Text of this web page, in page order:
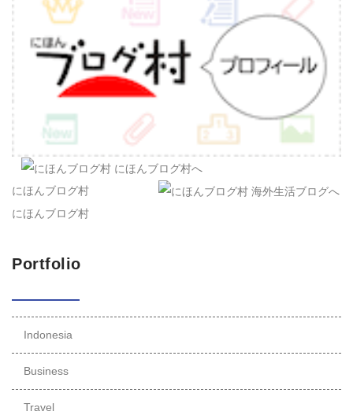
にほんブログ村
にほんブログ村
Portfolio
Indonesia
Business
Travel